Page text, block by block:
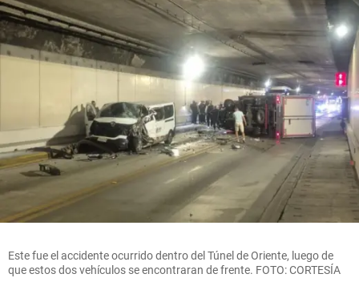
Este fue el accidente ocurrido dentro del Túnel de Oriente, luego de
que estos dos vehículos se encontraran de frente. FOTO: CORTESÍA